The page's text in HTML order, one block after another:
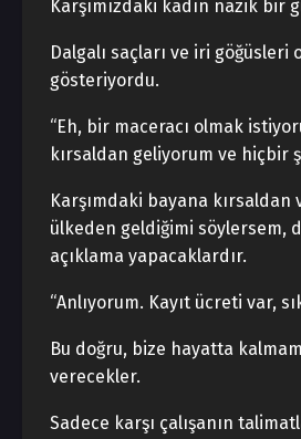
Karşımızdaki kadın nazik bir
Dalgalı saçları ve iri göğüsleri
gösteriyordu.
“Eh, bir maceracı olmak
kırsaldan geliyorum ve hiçbir
Karşımdaki bayana kırsaldan
ülkeden geldiğimi söylersem,
açıklama yapacaklardır.
“Anlıyorum. Kayıt ücreti var,
Bu doğru, bize hayatta
verecekler.
Sadece karşı çalışanın